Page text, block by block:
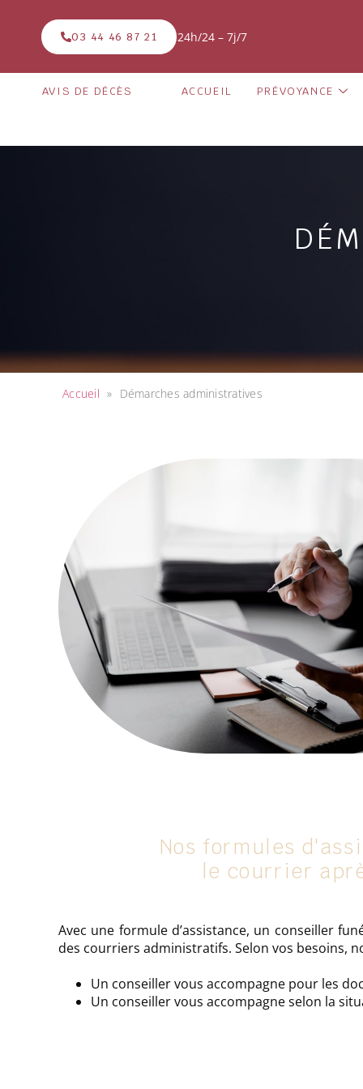
03 44 46 87 21 24h/24 – 7j/7
AVIS DE DÉCÈS ACCUEIL PRÉVOYANCE
Accueil » Démarches administratives
Nos formules
le courrier
Avec une formule d’assistance, un conseiller
des courriers administratifs. Selon vos besoins,
Un conseiller vous accompagne pour les
Un conseiller vous accompagne selon la